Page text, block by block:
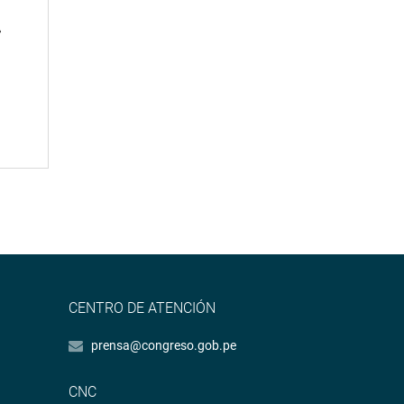
CENTRO DE ATENCIÓN
prensa@congreso.gob.pe
CNC